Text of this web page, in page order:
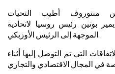
منتوروف أطيب التحيات
بوتين رئيس روسيا لاتحادية
الموجهة إلى الرئيس الأوزبكي.
التي تم التوصل إليها أثناء